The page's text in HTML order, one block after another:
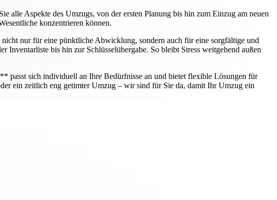
Aspekte des Umzugs, von der ersten Planung bis hin zum Einzug am neuen
konzentrieren können.
nur für eine pünktliche Abwicklung, sondern auch für eine sorgfältige und
bis hin zur Schlüsselübergabe. So bleibt Stress weitgehend außen
passt sich individuell an Ihre Bedürfnisse an und bietet flexible Lösungen für
ein zeitlich eng getimter Umzug – wir sind für Sie da, damit Ihr Umzug ein